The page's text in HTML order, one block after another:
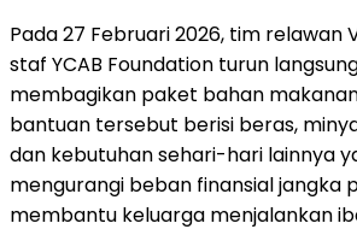
Pada 27 Februari 2026, tim relawan
staf YCAB Foundation turun
membagikan paket bahan
bantuan tersebut berisi beras,
dan kebutuhan sehari-hari lainnya
mengurangi beban finansial jangka
membantu keluarga menjalankan